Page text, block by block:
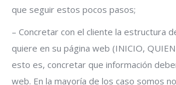
que seguir estos pocos pasos;
– Concretar con el cliente la estructura
quiere en su página web (INICIO,
esto es, concretar que información
web. En la mayoría de los caso somos